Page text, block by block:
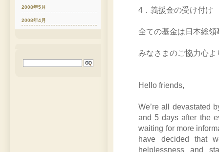
4．義援金の受け付け
全ての基金は日本総
みなさまのご協力心
Hello friends,
We’re all devastated
and 5 days after the
waiting for more
have decided that
helplessness and
2008年5月
2008年4月